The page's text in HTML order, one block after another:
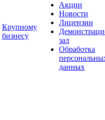
Крупному
бизнесу
Акции
Новости
Лицензии
зал
Обработка
данных